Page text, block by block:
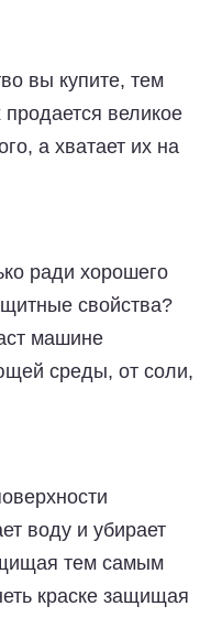
вы купите, тем
великое
а хватает их на
ради хорошего
свойства?
машине
среды, от соли,
воду и убирает
тем самым
краске защищая